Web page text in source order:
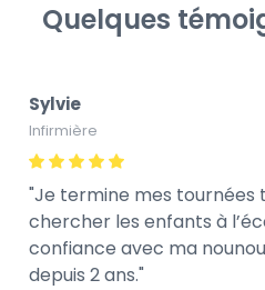
Quelques
Sylvie
Infirmière
Je termine mes
chercher les enfants à
confiance avec ma nounou
depuis 2 ans.